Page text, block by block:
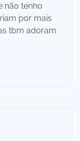
não tenho
por mais
tbm adoram